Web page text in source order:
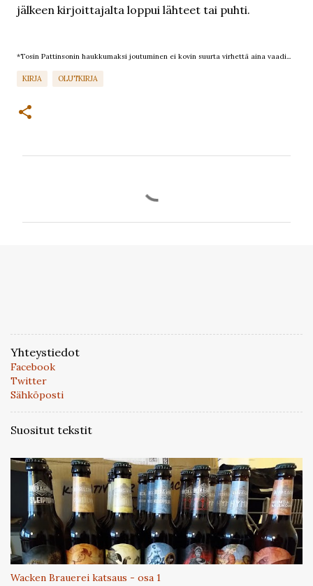
jälkeen kirjoittajalta loppui lähteet tai puhti.
*Tosin Pattinsonin haukkumaksi joutuminen ei kovin suurta virhettä aina vaadi...
KIRJA OLUTKIRJA
t
Yhteystiedot
Facebook
Twitter
Sähköposti
Suositut tekstit
Wacken Brauerei katsaus - osa 1